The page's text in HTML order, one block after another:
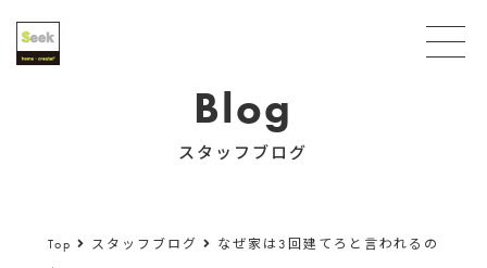
Blog
スタッフブログ
Top スタッフブログ
なぜ家は3回建てろと言われるの